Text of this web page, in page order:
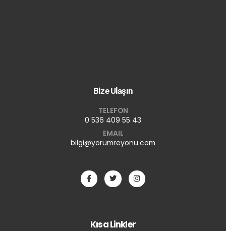
Bize Ulaşın
TELEFON
0 536 409 55 43
EMAIL
bilgi@yorumreyonu.com
Kısa Linkler